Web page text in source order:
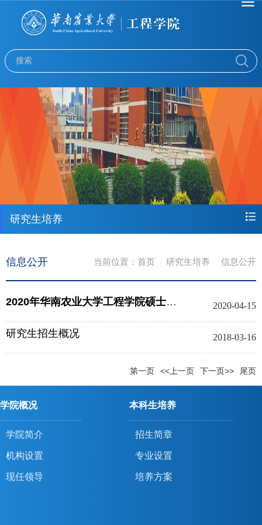
研究生培养
当前位置： 首页 研究生培养 信息公开
信息公开
2020年华南农业大学工程学院硕士研究生预调剂信息 2020-04-15
研究生招生概况 2018-03-16
第一页 <<上一页 下一页>> 尾页
学院概况
学院简介
机构设置
现任领导
本科生培养
招生简章
专业设置
培养方案